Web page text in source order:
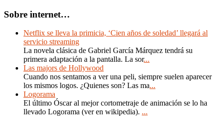
Sobre internet…
Netflix se lleva la primicia, ‘Cien años de soledad’ llegará al
servicio streaming
La novela clásica de Gabriel García Márquez tendrá su
primera adaptación a la pantalla. La sor...
Las majors de Hollywood
Cuando nos sentamos a ver una peli, siempre suelen aparecer
los mismos logos. ¿Quienes son? Las ma...
Logorama
El último Óscar al mejor cortometraje de animación se lo ha
llevado Logorama (ver en wikipedia). ...